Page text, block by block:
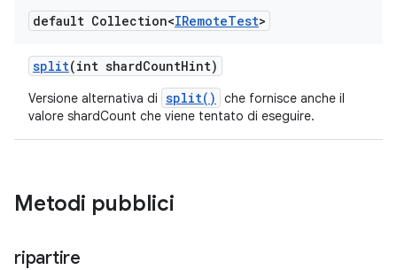
default Collection<IRemoteTest>
split(int shardCountHint)
Versione alternativa di split()
che fornisce anche il
valore shardCount che viene tentato di eseguire.
Metodi pubblici
ripartire